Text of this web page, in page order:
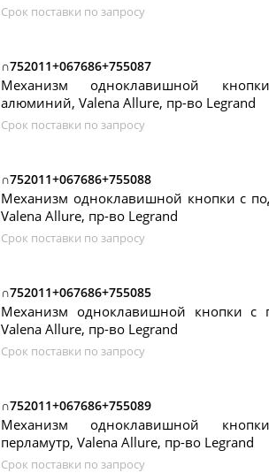
Срок поставки по запросу
∩752011+067686+755087
Механизм одноклавишной
алюминий, Valena Allure, пр-во Legrand
Срок поставки по запросу
∩752011+067686+755088
Механизм одноклавишной кнопки с
Valena Allure, пр-во Legrand
Срок поставки по запросу
∩752011+067686+755085
Механизм одноклавишной кнопки с
Valena Allure, пр-во Legrand
Срок поставки по запросу
∩752011+067686+755089
Механизм одноклавишной
перламутр, Valena Allure, пр-во Legrand
Срок поставки по запросу